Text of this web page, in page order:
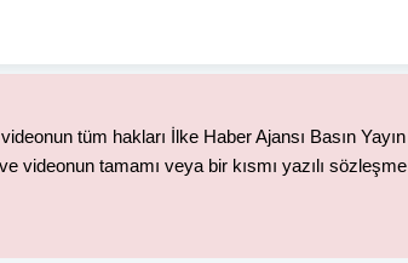
tüm hakları İlke Haber Ajansı Basın Yayın
videonun tamamı veya bir kısmı yazılı sözleşme